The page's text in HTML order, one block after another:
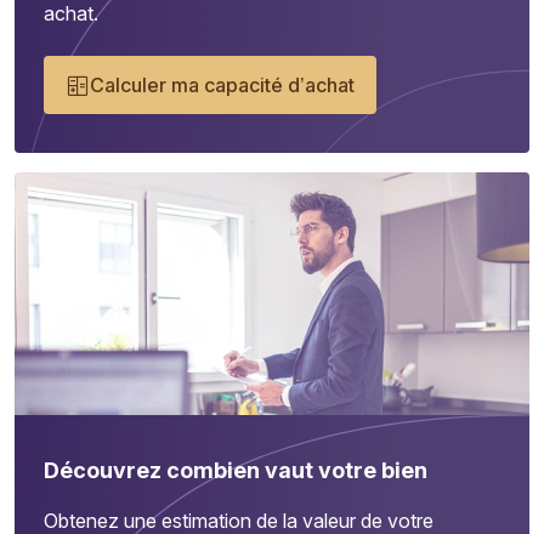
achat.
Calculer ma capacité d’achat
Découvrez combien vaut votre bien
Obtenez une estimation de la valeur de votre